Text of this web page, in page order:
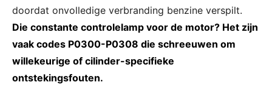
doordat onvolledige verbranding benzine verspilt.
Die constante controlelamp voor de motor? Het zijn
vaak codes P0300-P0308 die schreeuwen om
willekeurige of cilinder-specifieke
ontstekingsfouten.